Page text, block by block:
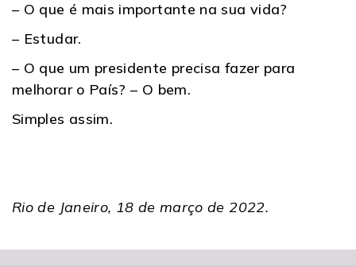
– O que é mais importante na sua vida?
– Estudar.
– O que um presidente precisa fazer para
melhorar o País? – O bem.
Simples assim.
Rio de Janeiro, 18 de março de 2022.